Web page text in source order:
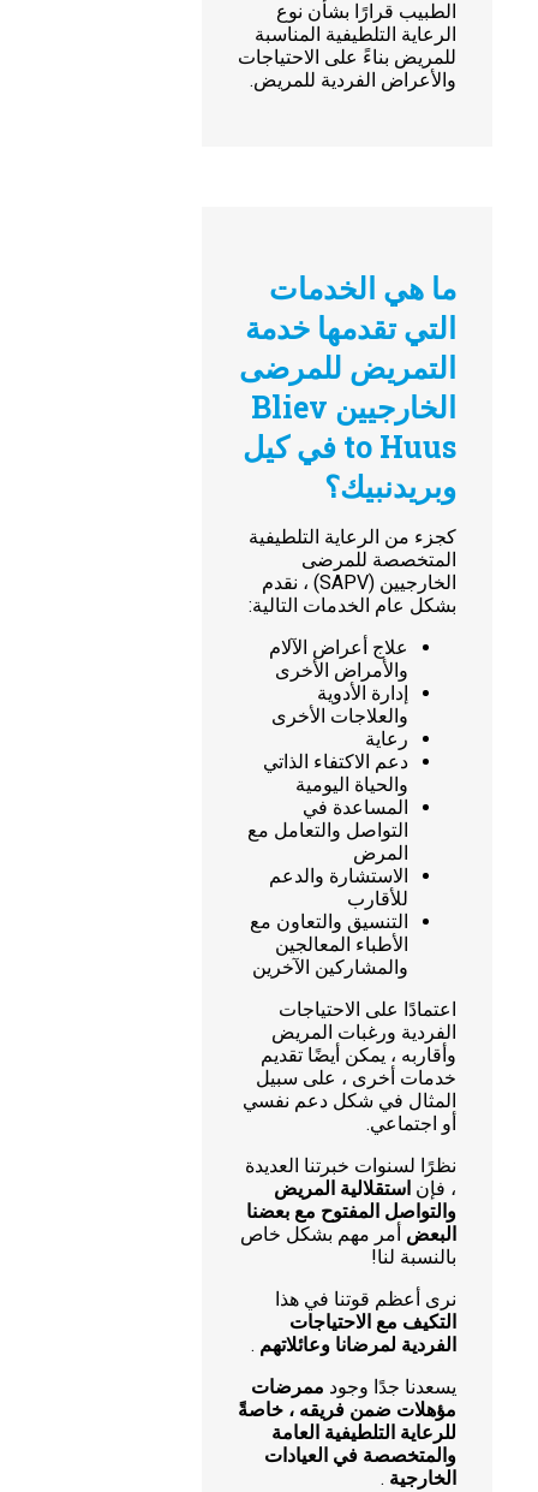
الطبيب قرارًا بشأن نوع
الرعاية التلطيفية المناسبة
للمريض بناءً على الاحتياجات
والأعراض الفردية للمريض.
ما هي الخدمات
التي تقدمها خدمة
التمريض للمرضى
الخارجيين Bliev
to Huus في كيل
وبريدنبيك؟
كجزء من الرعاية التلطيفية
المتخصصة للمرضى
الخارجيين (SAPV) ، نقدم
بشكل عام الخدمات التالية:
علاج أعراض الآلام
والأمراض الأخرى
إدارة الأدوية
والعلاجات الأخرى
رعاية
دعم الاكتفاء الذاتي
والحياة اليومية
المساعدة في
التواصل والتعامل مع
المرض
الاستشارة والدعم
للأقارب
التنسيق والتعاون مع
الأطباء المعالجين
والمشاركين الآخرين
اعتمادًا على الاحتياجات
الفردية ورغبات المريض
وأقاربه ، يمكن أيضًا تقديم
خدمات أخرى ، على سبيل
المثال في شكل دعم نفسي
أو اجتماعي.
نظرًا لسنوات خبرتنا العديدة
، فإن استقلالية المريض
والتواصل المفتوح مع بعضنا
البعض أمر مهم بشكل خاص
بالنسبة لنا!
نرى أعظم قوتنا في هذا
التكيف مع الاحتياجات
الفردية لمرضانا وعائلاتهم .
يسعدنا جدًا وجود ممرضات
مؤهلات ضمن فريقه ، خاصةً
للرعاية التلطيفية العامة
والمتخصصة في العيادات
الخارجية .